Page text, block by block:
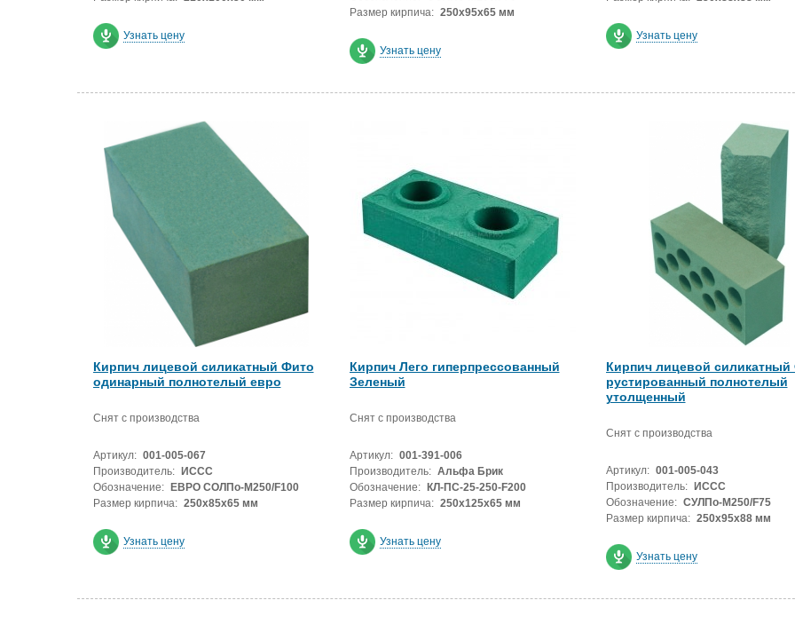
Узнать цену
Размер кирпича: 250х95х65 мм
Узнать цену
Узнать цену
Кирпич лицевой силикатный Фито
одинарный полнотелый евро
Снят с производства
Артикул: 001-005-067
Производитель:
ИССС
Обозначение:
ЕВРО СОЛПо-М250/F100
Размер кирпича: 250х85х65 мм
Узнать цену
Кирпич Лего гиперпрессованный
Зеленый
Снят с производства
Артикул: 001-391-006
Производитель: Альфа Брик
Обозначение:
КЛ-ПС-25-250-F200
Размер кирпича: 250х125х65 мм
Узнать цену
Кирпич лицевой силикатный
рустированный полнотелый
утолщенный
Снят с производства
Артикул: 001-005-043
Производитель:
ИССС
Обозначение: СУЛПо-М250/F75
Размер кирпича: 250х95х88 мм
Узнать цену